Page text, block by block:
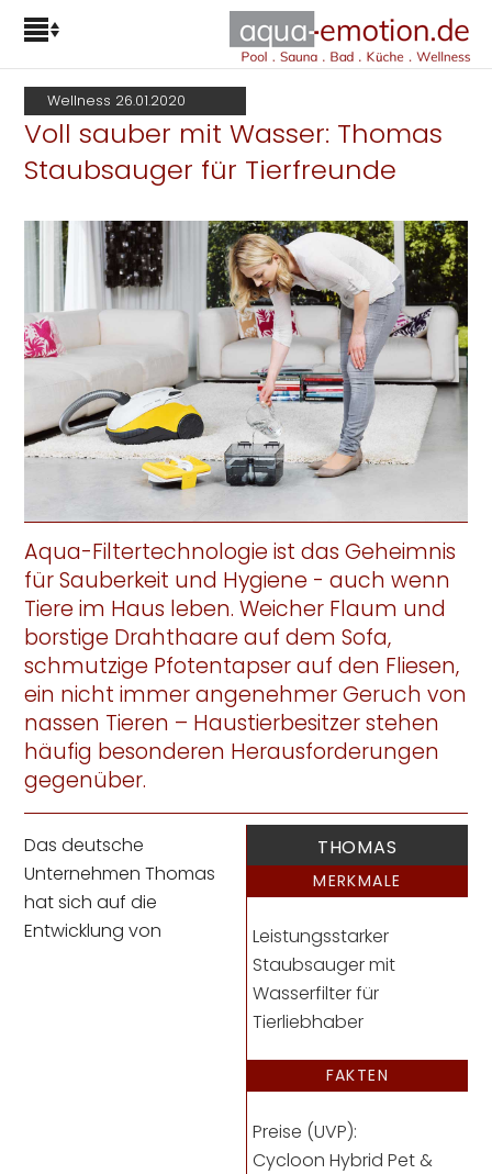
Wellness 26.01.2020
Voll sauber mit Wasser: Thomas
Staubsauger für Tierfreunde
Aqua-Filtertechnologie ist das Geheimnis
für Sauberkeit und Hygiene - auch wenn
Tiere im Haus leben. Weicher Flaum und
borstige Drahthaare auf dem Sofa,
schmutzige Pfotentapser auf den Fliesen,
ein nicht immer angenehmer Geruch von
nassen Tieren – Haustierbesitzer stehen
häufig besonderen Herausforderungen
gegenüber.
THOMAS
MERKMALE
Leistungsstarker
Staubsauger mit
Wasserfilter für
Tierliebhaber
FAKTEN
Preise (UVP):
Cycloon Hybrid Pet &
Das deutsche
Unternehmen Thomas
hat sich auf die
Entwicklung von